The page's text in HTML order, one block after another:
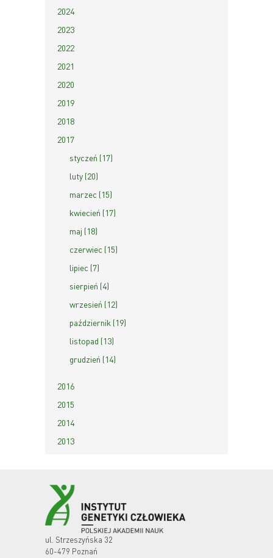
2024
2023
2022
2021
2020
2019
2018
2017
styczeń (17)
luty (20)
marzec (15)
kwiecień (17)
maj (18)
czerwiec (15)
lipiec (7)
sierpień (4)
wrzesień (12)
październik (19)
listopad (13)
grudzień (14)
2016
2015
2014
2013
ul. Strzeszyńska 32
60-479 Poznań